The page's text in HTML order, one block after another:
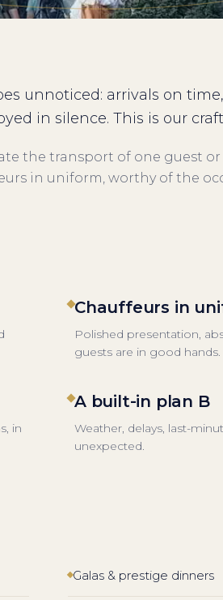
unnoticed: arrivals on time,
in silence. This is our
the transport of one guest or
in uniform, worthy of the
Chauffeurs in
Polished presentation,
guests are in good hands.
in
A built-in plan B
Weather, delays, last-
unexpected.
Galas & prestige dinners